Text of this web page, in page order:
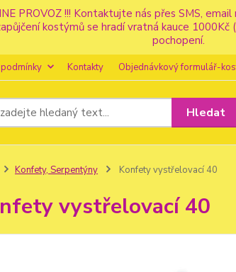
PROVOZ !!! Kontaktujte nás přes SMS,
kostýmů se hradí vratná kauce
pochopení.
Kontakty Objednávkový formulář-
Hledat
Konfety, Serpentýny Konfety vystřelovací 40
vystřelovací 40